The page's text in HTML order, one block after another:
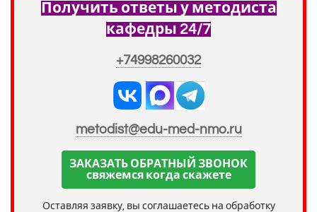
Получить ответы у методиста
кафедры 24/7
+74998260032
metodist@edu-med-nmo.ru
ЗАКАЗАТЬ ОБРАТНЫЙ ЗВОНОК
свяжемся когда скажете
Оставляя заявку, вы соглашаетесь на обработку